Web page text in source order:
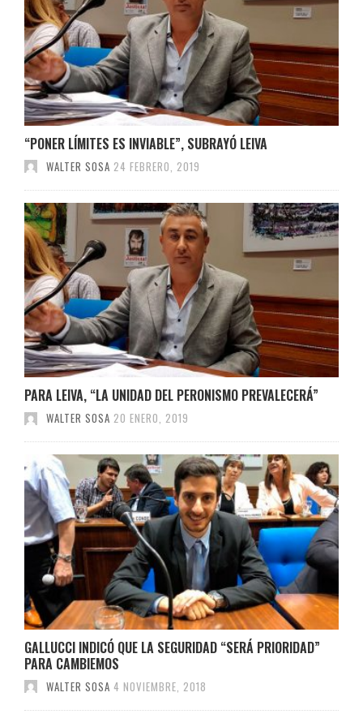
“PONER LÍMITES ES INVIABLE”, SUBRAYÓ LEIVA
WALTER SOSA 24 FEBRERO, 2019
PARA LEIVA, “LA UNIDAD DEL PERONISMO PREVALECERÁ”
WALTER SOSA 20 ENERO, 2019
GALLUCCI INDICÓ QUE LA SEGURIDAD “SERÁ PRIORIDAD”
PARA CAMBIEMOS
WALTER SOSA 4 NOVIEMBRE, 2018